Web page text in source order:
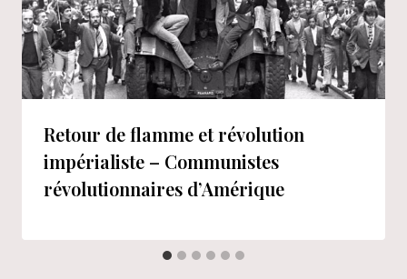
Retour de flamme et révolution
impérialiste – Communistes
révolutionnaires d’Amérique